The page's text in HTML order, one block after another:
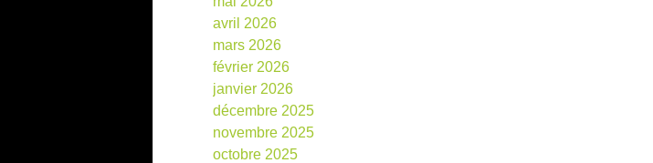
avril 2026
mars 2026
février 2026
janvier 2026
décembre 2025
novembre 2025
octobre 2025